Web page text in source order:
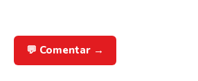
💬 Comentar →